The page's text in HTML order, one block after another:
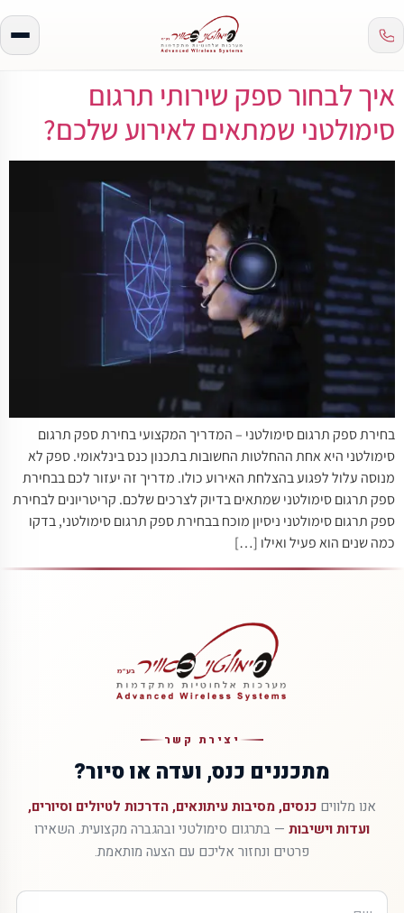
איך לבחור ספק שירותי תרגום
סימולטני שמתאים לאירוע שלכם?
בחירת ספק תרגום סימולטני – המדריך המקצועי בחירת ספק תרגום
סימולטני היא אחת ההחלטות החשובות בתכנון כנס בינלאומי. ספק לא
מנוסה עלול לפגוע בהצלחת האירוע כולו. מדריך זה יעזור לכם בבחירת
ספק תרגום סימולטני שמתאים בדיוק לצרכים שלכם. קריטריונים לבחירת
ספק תרגום סימולטני ניסיון מוכח בבחירת ספק תרגום סימולטני, בדקו
כמה שנים הוא פעיל ואילו […]
יצירת קשר
מתכננים כנס, ועדה או סיור?
אנו מלווים כנסים, מסיבות עיתונאים, הדרכות לטיולים וסיורים,
ועדות וישיבות — בתרגום סימולטני ובהגברה מקצועית. השאירו
פרטים ונחזור אליכם עם הצעה מותאמת.